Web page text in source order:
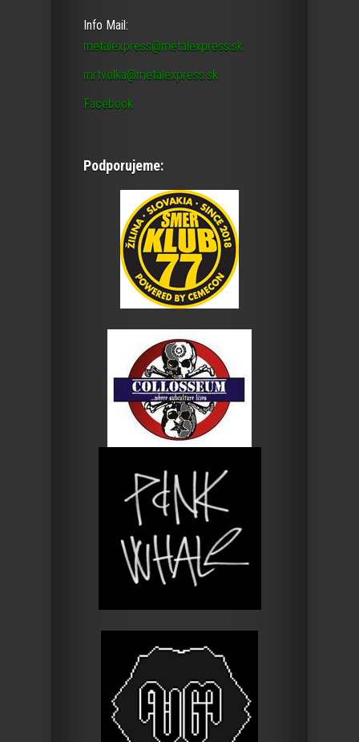
Info Mail:
metalexpress@metalexpress.sk
mrtvolka@metalexpress.sk
Facebook
Podporujeme: